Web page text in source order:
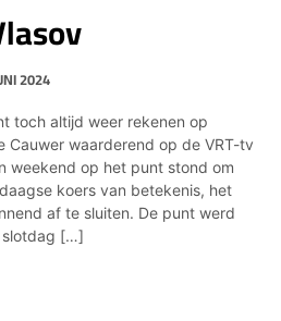
2024
toch altijd weer rekenen op
Cauwer waarderend op de VRT-tv
weekend op het punt stond om
koers van betekenis, het
af te sluiten. De punt werd
slotdag […]